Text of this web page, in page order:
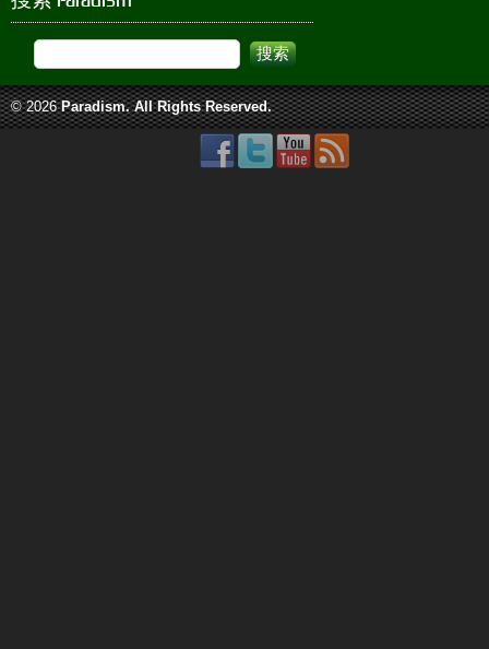
© 2026 Paradism. All Rights Reserved.